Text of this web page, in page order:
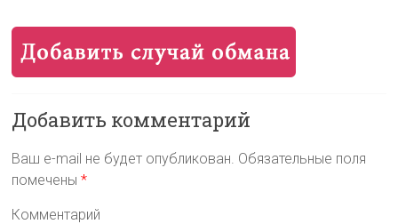
Добавить комментарий
Ваш e-mail не будет опубликован. Обязательные поля
помечены*
Комментарий